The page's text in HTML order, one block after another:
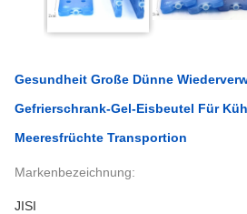
Gesundheit Große Dünne
Gefrierschrank-Gel-Eisbeutel Für
Meeresfrüchte Transportion
Markenbezeichnung:
JISI